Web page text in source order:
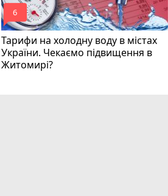
Тарифи на холодну воду в містах
України. Чекаємо підвищення в
Житомирі?
mode_comment
6